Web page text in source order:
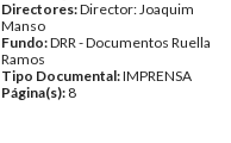
Directores:Director: Joaquim
Manso
Fundo:DRR - Documentos Ruella
Ramos
Tipo Documental:IMPRENSA
Página(s): 8